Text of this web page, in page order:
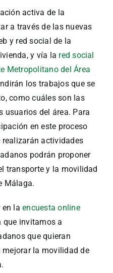
activa de la
a través de las nuevas
y red social de la
y vía la red social
Metropolitano del Área
los trabajos que se
como cuáles son las
del área. Para
en este proceso
realizarán actividades
podrán proponer
transporte y la movilidad
Málaga.
en laencuesta online
que invitamos a
que quieran
la movilidad de